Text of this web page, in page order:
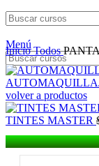
Menú
InicioTodos
volver a productos
TINTES MASTER